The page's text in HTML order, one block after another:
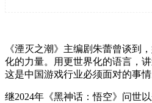
《湮灭之潮》主编剧朱蕾曾谈到
化的力量。用更世界化的语言，
这是中国游戏行业必须面对的事情
继2024年《黑神话：悟空》问世